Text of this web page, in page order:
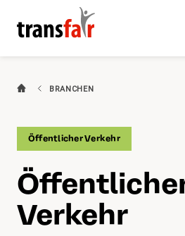
Verkehr
Branchen
Engagement
Über transfair
Mitgliedervorteile
BRANCHEN
Öffentlicher Verkehr
Verkehr